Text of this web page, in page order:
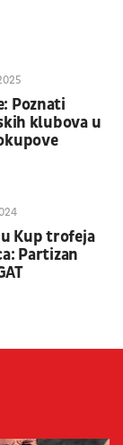
Poznati
klubova u
Kup trofeja
Partizan